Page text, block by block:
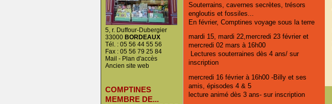
5, r. Duffour-Dubergier
33000 BORDEAUX
Tél. : 05 56 44 55 56
Fax : 05 56 79 25 84
Mail - Plan d'accès
Ancien site web
COMPTINES
MEMBRE DE...
Souterrains, cavernes secrètes, trésors
engloutis et fossiles...
En février, Comptines voyage sous la terre
mardi 15, mardi 22,mercredi 23 février et
mercredi 02 mars à 16h00
Lectures souterraines dès 4 ans/ sur
inscription
mercredi 16 février à 16h00 -Billy et ses
amis, épisodes 4 & 5
lecture animé dès 3 ans- sur inscription